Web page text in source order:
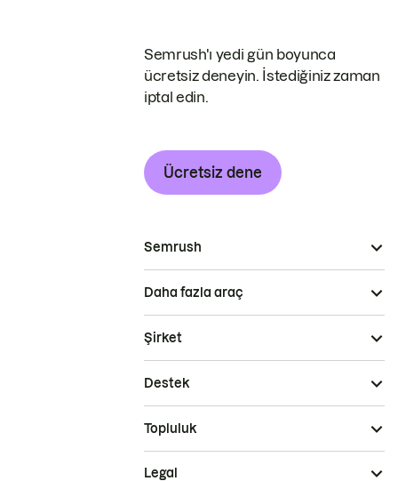
Semrush'ı yedi gün boyunca
ücretsiz deneyin. İstediğiniz zaman
iptal edin.
Ücretsiz dene
Semrush
Daha fazla araç
Şirket
Destek
Topluluk
Legal